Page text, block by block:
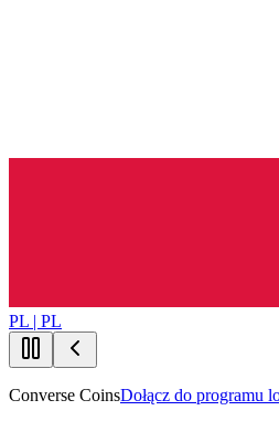
PL | PL
Converse CoinsDołącz do programu